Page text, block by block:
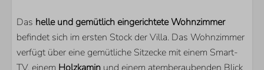
Anzahl Schlafzimmer mit Fernseher: 3
WOHNBEREICH
Das helle und gemütlich eingerichtete Wohnzimmer
befindet sich im ersten Stock der Villa. Das Wohnzimmer
verfügt über eine gemütliche Sitzecke mit einem Smart-